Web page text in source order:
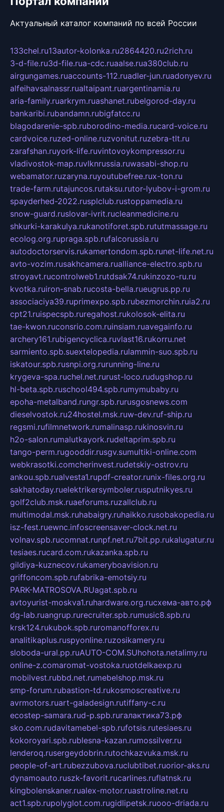
Актуальный каталог компаний по всей России
133chel.ru13autor-kolonka.ru2864420.ru2rich.ru
3-d-file.ru3d-file.rua-cdc.ruaalse.rua380club.ru
airgungames.ruaccounts-112.ruadler-jun.ruadonyev.ru
alfeihavsalnassr.rualtaipant.ruargentinamia.ru
aria-family.ruarkrym.ruashanet.rubelgorod-day.ru
bankaribi.rubandamn.rubigfatcc.ru
blagodarenie-spb.ruborodino-media.rucard-voice.ru
cardvoice.ruzed-online.ruzvonitut.ruzebra-tlt.ru
zarafshan.ruyork-life.ruvintovoykompressor.ru
vladivostok-map.ruvlknrussia.ruwasabi-shop.ru
webamator.ruzaryna.ruyoutubefree.rux-ton.ru
trade-farm.rutajuncos.rutaksu.rutor-lyubov-i-grom.ru
spayderhed-2022.rusplclub.rustoppamedia.ru
snow-guard.ruslovar-ivrit.rucleanmedicine.ru
shkurki-karakulya.rukanotiforet.spb.rututmassage.ru
ecolog.org.rupraga.spb.rufalcorussia.ru
autodoctorservis.rukamertondom.spb.runet-life.net.ru
avto-vozim.rusakhcamera.rualliance-electro.spb.ru
stroyavt.rucontrolweb1.rutdsak74.rukinzozo-ru.ru
kvotka.ruiron-snab.rucosta-bella.rueugrus.pp.ru
associaciya39.ruprimexpo.spb.rubezmorchin.ruia2.ru
cpt21.ruispecspb.ruregahost.rukolosok-elita.ru
tae-kwon.ruconsrio.com.ruinsiam.ruavegainfo.ru
archery161.rubigencyclica.ruvlast16.rukorru.net
sarmiento.spb.suextelopedia.rulammin-suo.spb.ru
iskatour.spb.rusnpi.org.rurunning-line.ru
krygeva-spa.ruchel.net.rurust-loco.rudugshop.ru
hl-beta.spb.ruschool494.spb.rumymubaby.ru
epoha-metalband.rungr.spb.rurusgosnews.com
dieselvostok.ru24hostel.msk.ruw-dev.ruf-ship.ru
regsmi.rufilmnetwork.rumalinasp.rukinosvin.ru
h2o-salon.rumalutkayork.rudeltaprim.spb.ru
tango-perm.rugooddir.rusgv.sumultiki-online.com
webkrasotki.comcherinvest.rudetskiy-ostrov.ru
ankou.spb.rualvesta1.rupdf-creator.runix-files.org.ru
sakhatoday.ruelektrikersymboler.rusputnikyes.ru
golf2club.msk.ruaeforums.ruzallclub.ru
multimodal.msk.ruhabaigry.ruhaikko.rusobakopedia.ru
isz-fest.ruewnc.infoscreensaver-clock.net.ru
volnav.spb.rucomnat.runpf.net.ru7bit.pp.rukalugatur.ru
tesiaes.rucard.com.rukazanka.spb.ru
gildiya-kuznecov.rukameryboavision.ru
griffoncom.spb.rufabrika-emotsiy.ru
PARK-MATROSOVA.RUagat.spb.ru
avtoyurist-moskva1.ruhardware.org.ruсхема-авто.рф
dg-lab.ruangrup.rurecruiter.spb.rumusic8.spb.ru
krsk124.rukubok.spb.ruromanofforex.ru
analitikaplus.ruspyonline.ruzosikamery.ru
sloboda-ural.pp.ruAUTO-COM.SUhohota.netalimy.ru
online-z.comaromat-vostoka.ruotdelkaexp.ru
mobilvest.rubbd.net.rumebelshop.msk.ru
smp-forum.rubastion-td.rukosmoscreative.ru
avrmotors.ruart-galadesign.rutiffany-c.ru
ecostep-samara.rud-p.spb.ruгалактика73.рф
sko.com.rudavitamebel-spb.rufotsis.rutesiaes.ru
kokoroyari.spb.rublesna-kazan.rumossilver.ru
lenderoq.rusergeydobrin.rutochkazvuka.msk.ru
people-of-art.rubezzubova.ruclubtibet.ruorior-aks.ru
dynamoauto.ruszk-favorit.rucarlines.ruflatnsk.ru
kingbolenskaner.rualex-motor.ruastroline.net.ru
act1.spb.rupolyglot.com.rugidlipetsk.ruooo-driada.ru